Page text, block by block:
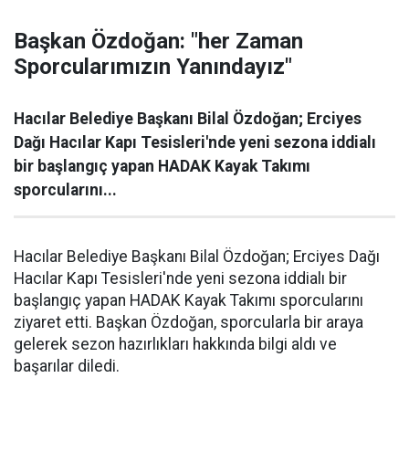
Başkan Özdoğan: "her Zaman
Sporcularımızın Yanındayız"
Hacılar Belediye Başkanı Bilal Özdoğan; Erciyes
Dağı Hacılar Kapı Tesisleri'nde yeni sezona iddialı
bir başlangıç yapan HADAK Kayak Takımı
sporcularını...
Hacılar Belediye Başkanı Bilal Özdoğan; Erciyes Dağı
Hacılar Kapı Tesisleri'nde yeni sezona iddialı bir
başlangıç yapan HADAK Kayak Takımı sporcularını
ziyaret etti. Başkan Özdoğan, sporcularla bir araya
gelerek sezon hazırlıkları hakkında bilgi aldı ve
başarılar diledi.